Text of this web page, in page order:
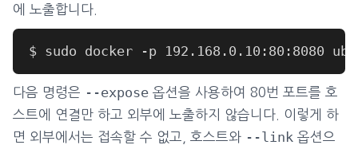
에 노출합니다.
다음 명령은 --expose 옵션을 사용하여 80번 포트를 호
스트에 연결만 하고 외부에 노출하지 않습니다. 이렇게 하
면 외부에서는 접속할 수 없고, 호스트와 --link 옵션으